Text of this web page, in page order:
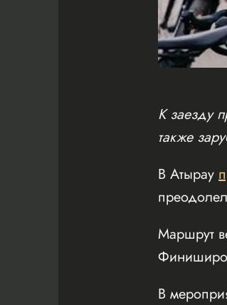
К заезду
также
В Атырау
Маршрут
В